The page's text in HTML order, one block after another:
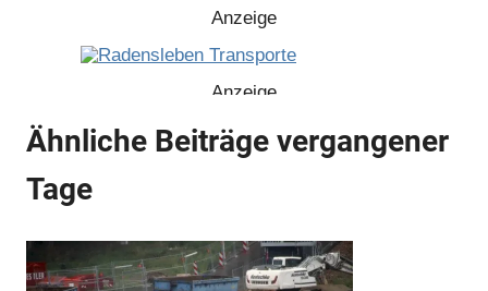
Anzeige
Anzeige
Ähnliche Beiträge vergangener
Tage